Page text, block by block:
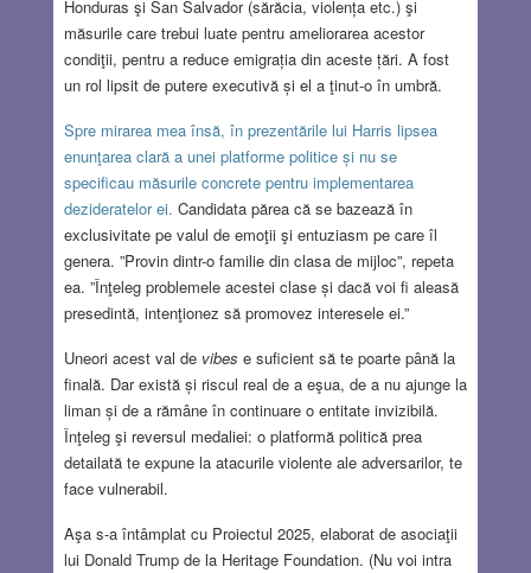
Honduras şi San Salvador (sărăcia, violența etc.) şi
măsurile care trebui luate pentru ameliorarea acestor
condiţii, pentru a reduce emigrația din aceste țări. A fost
un rol lipsit de putere executivă și el a ţinut-o în umbră.
Spre mirarea mea însă, în prezentările lui Harris lipsea
enunţarea clară a unei platforme politice și nu se
specificau măsurile concrete pentru implementarea
dezideratelor ei. Candidata părea că se bazează în
exclusivitate pe valul de emoţii şi entuziasm pe care îl
genera. ”Provin dintr-o familie din clasa de mijloc”, repeta
ea. ”Înţeleg problemele acestei clase și dacă voi fi aleasă
presedintă, intenţionez să promovez interesele ei.”
Uneori acest val de vibes e suficient să te poarte până la
finală. Dar există și riscul real de a eşua, de a nu ajunge la
liman și de a rămâne în continuare o entitate invizibilă.
Înţeleg şi reversul medaliei: o platformă politică prea
detailată te expune la atacurile violente ale adversarilor, te
face vulnerabil.
Aşa s-a întâmplat cu Proiectul 2025, elaborat de asociaţii
lui Donald Trump de la Heritage Foundation. (Nu voi intra